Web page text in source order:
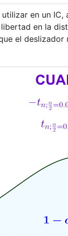
en un
en la
el